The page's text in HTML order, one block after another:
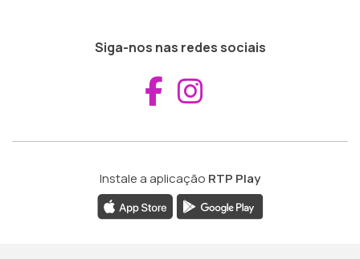
Siga-nos nas redes sociais
Aceder ao
Instale a aplicação RTP Play